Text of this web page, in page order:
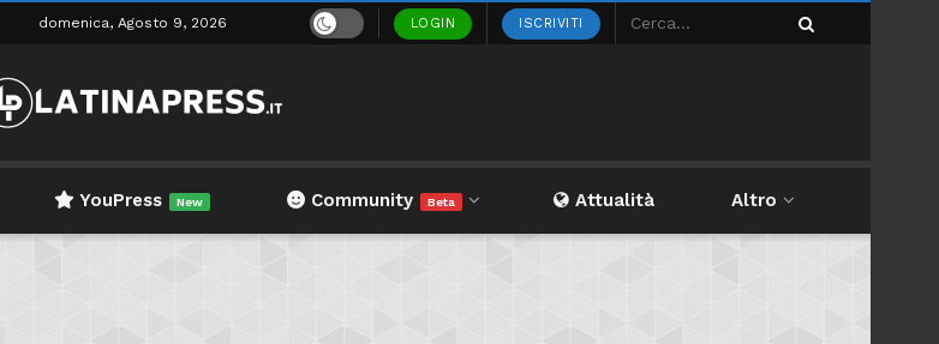
domenica, Agosto 9, 2026 LOGIN ISCRIVITI
YouPress New Community Beta Attualità Altro